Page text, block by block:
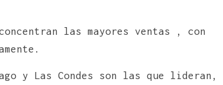
las mayores ventas , con
y Las Condes son las que lideran,